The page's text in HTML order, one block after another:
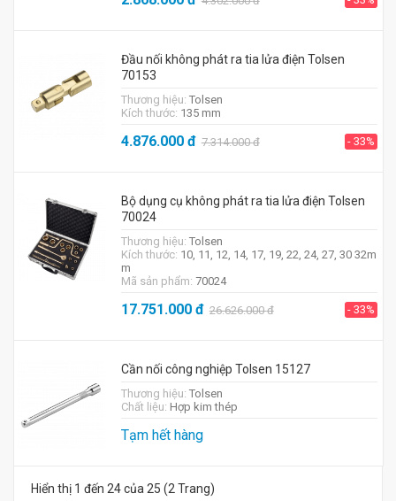
Đầu nối không phát ra tia lửa điện Tolsen
70153
Thương hiệu: Tolsen
Kích thước: 135 mm
4.876.000đ 7.314.000đ - 33%
Bộ dụng cụ không phát ra tia lửa điện Tolsen
70024
Thương hiệu: Tolsen
Kích thước: 10, 11, 12, 14, 17, 19, 22, 24, 27, 30 32m
m
Mã sản phẩm: 70024
17.751.000đ 26.626.000đ - 33%
Cần nối công nghiệp Tolsen 15127
Thương hiệu: Tolsen
Chất liệu: Hợp kim thép
Tạm hết hàng
Hiển thị 1 đến 24 của 25 (2 Trang)